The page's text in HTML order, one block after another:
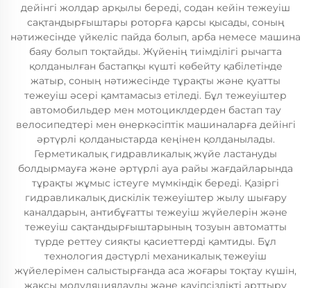
дейінгі жолдар арқылы береді, содан кейін тежеуіш
сақтандырғыштары роторға қарсы қысады, соның
нәтижесінде үйкеліс пайда болып, арба немесе машина
баяу болып тоқтайды. Жүйенің тиімділігі рычагта
қолданылған бастапқы күшті көбейту қабілетінде
жатыр, соның нәтижесінде тұрақты және қуатты
тежеуіш әсері қамтамасыз етіледі. Бұл тежеуіштер
автомобильдер мен мотоциклдерден бастап тау
велосипедтері мен өнеркәсіптік машиналарға дейінгі
әртүрлі қолданыстарда кеңінен қолданылады.
Герметикалық гидравликалық жүйе ластануды
болдырмауға және әртүрлі ауа райы жағдайларында
тұрақты жұмыс істеуге мүмкіндік береді. Қазіргі
гидравликалық дискілік тежеуіштер жылу шығару
каналдарын, антибұғатты тежеуіш жүйелерін және
тежеуіш сақтандырғыштарының тозуын автоматты
түрде реттеу сияқты қасиеттерді қамтиды. Бұл
технология дәстүрлі механикалық тежеуіш
жүйелерімен салыстырғанда аса жоғары тоқтау күшін,
жақсы модуляциялауды және қауіпсіздікті арттыру